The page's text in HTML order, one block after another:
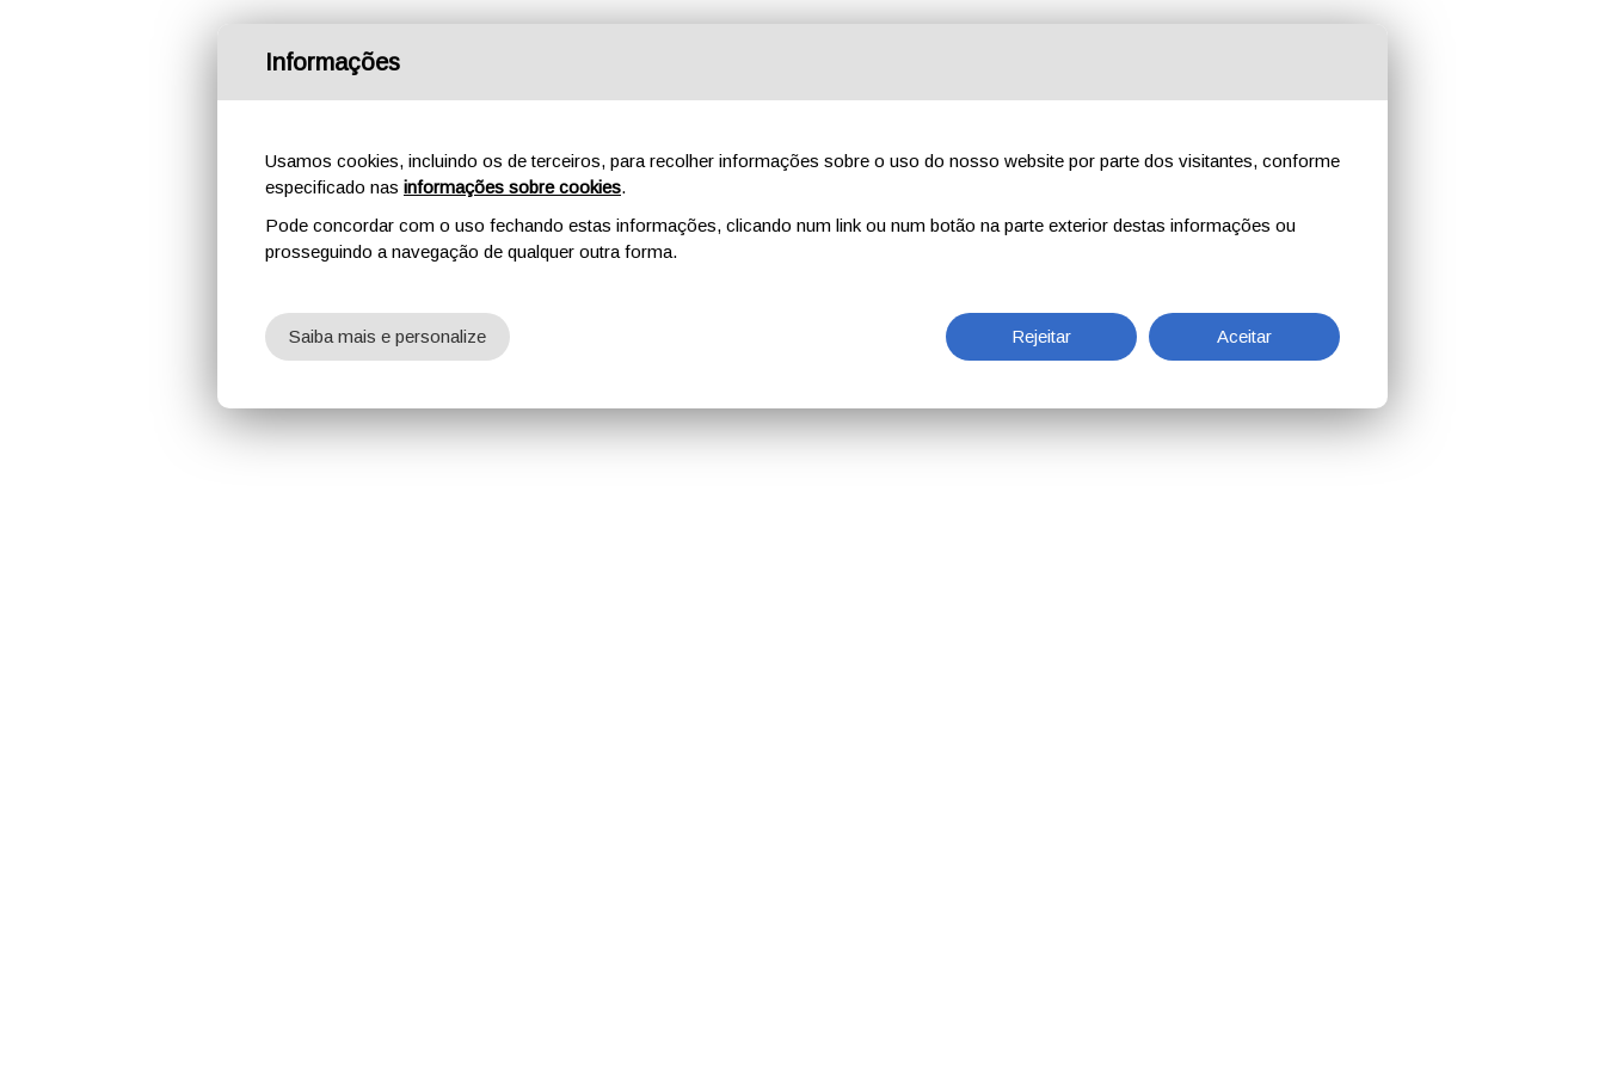
Informações
Usamos cookies, incluindo os de terceiros, para recolher informações sobre o uso do nosso website por parte dos visitantes, conforme
especificado nas informações sobre cookies.
Pode concordar com o uso fechando estas informações, clicando num link ou num botão na parte exterior destas informações ou
prosseguindo a navegação de qualquer outra forma.
Rejeitar Aceitar
Saiba mais e personalize